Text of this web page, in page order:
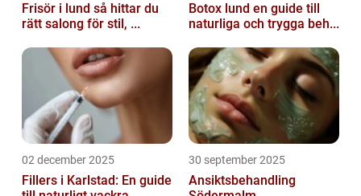
Frisör i lund så hittar du
rätt salong för stil, ...
Botox lund en guide till
naturliga och trygga beh...
02 december 2025
Fillers i Karlstad: En guide
30 september 2025
Ansiktsbehandling